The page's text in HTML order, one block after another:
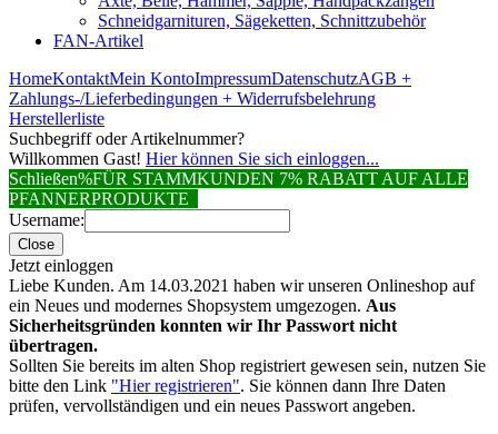
Schneidgarnituren, Sägeketten, Schnittzubehör
FAN-Artikel
HomeKontaktMein KontoImpressumDatenschutzAGB +
Zahlungs-/Lieferbedingungen + Widerrufsbelehrung
Herstellerliste
Suchbegriff oder Artikelnummer?
Willkommen Gast! Hier können Sie sich einloggen...
Schließen%FÜR STAMMKUNDEN 7% RABATT AUF ALLE
PFANNERPRODUKTE
Username:
Close
Jetzt einloggen
Liebe Kunden. Am 14.03.2021 haben wir unseren Onlineshop auf
ein Neues und modernes Shopsystem umgezogen. Aus
Sicherheitsgründen konnten wir Ihr Passwort nicht
übertragen.
Sollten Sie bereits im alten Shop registriert gewesen sein, nutzen Sie
bitte den Link "Hier registrieren". Sie können dann Ihre Daten
prüfen, vervollständigen und ein neues Passwort angeben.